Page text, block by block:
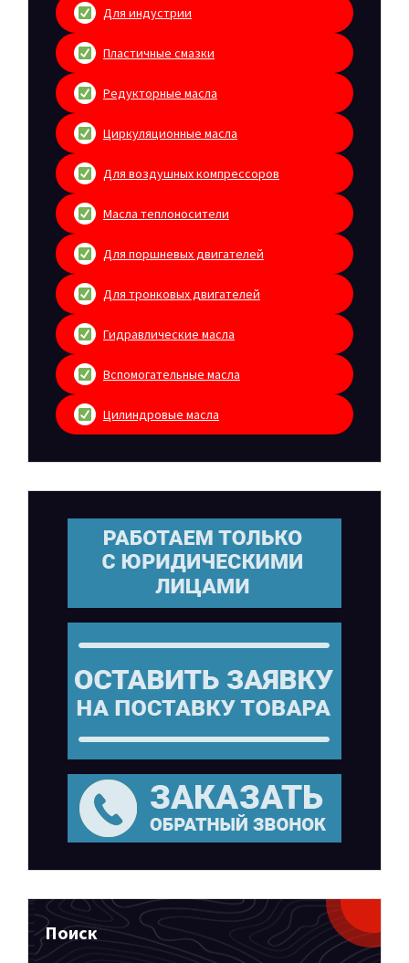
Для индустрии
Пластичные смазки
Редукторные масла
Циркуляционные масла
Для воздушных компрессоров
Масла теплоносители
Для поршневых двигателей
Для тронковых двигателей
Гидравлические масла
Вспомогательные масла
Цилиндровые масла
Поиск